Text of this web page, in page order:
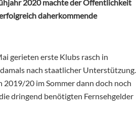
2020 machte der Öffentlichkeit
daherkommende
gerieten erste Klubs rasch in
nach staatlicher Unterstützung.
20 im Sommer dann doch noch
dringend benötigten Fernsehgelder